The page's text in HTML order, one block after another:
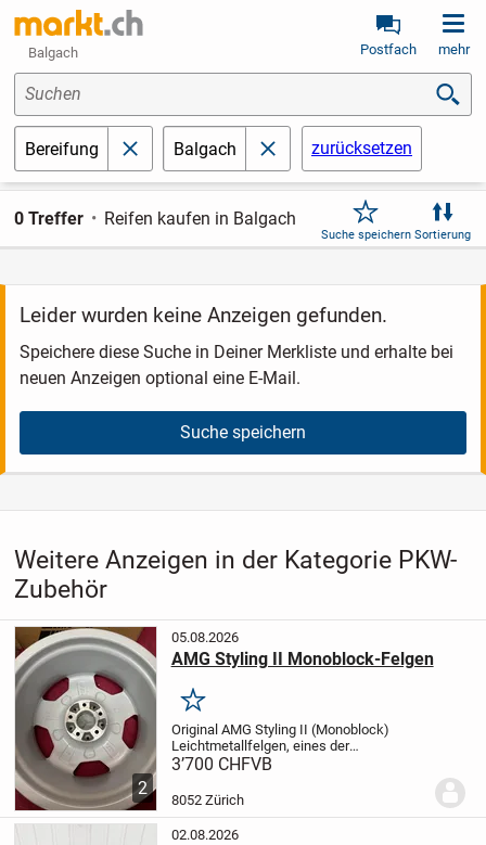
Balgach Postfach mehr
Suchen
Bereifung schließenBalgach schließenzurücksetzen
0 Treffer Reifen kaufen in Balgach
Suche speichern Sortierung
Leider wurden keine Anzeigen gefunden.
Speichere diese Suche in Deiner Merkliste und erhalte bei
neuen Anzeigen optional eine E-Mail.
Suche speichern
Weitere Anzeigen in der Kategorie PKW-
Zubehör
2
05.08.2026
AMG Styling II Monoblock-Felgen
Merken
Original AMG Styling II (Monoblock)
Leichtmetallfelgen, eines der
legendärsten Mercedes-AMG
originalen, von HWA gefertigten
3’700 CHFVB
8052 Zürich
02.08.2026